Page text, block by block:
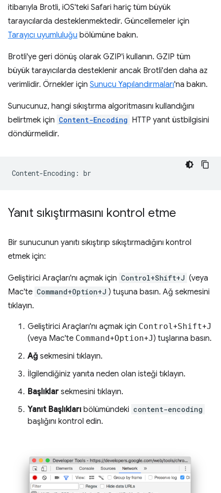
itibarıyla Brotli, iOS'teki Safari hariç tüm büyük
tarayıcılarda desteklenmektedir. Güncellemeler için
Tarayıcı uyumluluğu bölümüne bakın.
Brotli'ye geri dönüş olarak GZIP'i kullanın. GZIP tüm
büyük tarayıcılarda desteklenir ancak Brotli'den daha az
verimlidir. Örnekler için Sunucu Yapılandırmaları'na bakın.
Sunucunuz, hangi sıkıştırma algoritmasını kullandığını
belirtmek için Content-Encoding HTTP yanıt üstbilgisini
döndürmelidir.
Yanıt sıkıştırmasını kontrol etme
Bir sunucunun yanıtı sıkıştırıp sıkıştırmadığını kontrol
etmek için:
Geliştirici Araçları'nı açmak için Control+Shift+J (veya
Mac'te Command+Option+J ) tuşuna basın. Ağ sekmesini
tıklayın.
Geliştirici Araçları'nı açmak için Control+Shift+J
(veya Mac'te Command+Option+J) tuşlarına basın.
Ağ sekmesini tıklayın.
İlgilendiğiniz yanıta neden olan isteği tıklayın.
Başlıklar sekmesini tıklayın.
Yanıt Başlıkları bölümündeki content-encoding
başlığını kontrol edin.